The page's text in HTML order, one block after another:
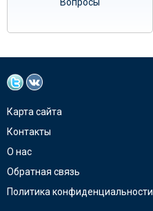
Карта сайта
Контакты
О нас
Обратная связь
Политика конфиденциальности